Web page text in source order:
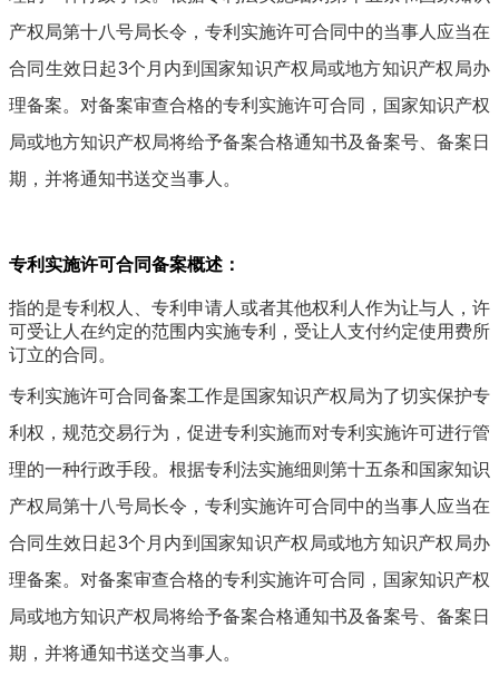
产权局第十八号局长令，专利实施许可合同中的当事人应当在
合同生效日起3个月内到国家知识产权局或地方知识产权局办
理备案。对备案审查合格的专利实施许可合同，国家知识产权
局或地方知识产权局将给予备案合格通知书及备案号、备案日
期，并将通知书送交当事人。
专利实施许可合同备案概述：
指的是专利权人、专利申请人或者其他权利人作为让与人，许
可受让人在约定的范围内实施专利，受让人支付约定使用费所
订立的合同。
专利实施许可合同备案工作是国家知识产权局为了切实保护专
利权，规范交易行为，促进专利实施而对专利实施许可进行管
理的一种行政手段。根据专利法实施细则第十五条和国家知识
产权局第十八号局长令，专利实施许可合同中的当事人应当在
合同生效日起3个月内到国家知识产权局或地方知识产权局办
理备案。对备案审查合格的专利实施许可合同，国家知识产权
局或地方知识产权局将给予备案合格通知书及备案号、备案日
期，并将通知书送交当事人。